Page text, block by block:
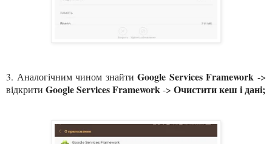
3. Аналогічним чином знайтиGoogle Services Framework ->
відкрити Google Services Framework-> Очистити кеш і дані;